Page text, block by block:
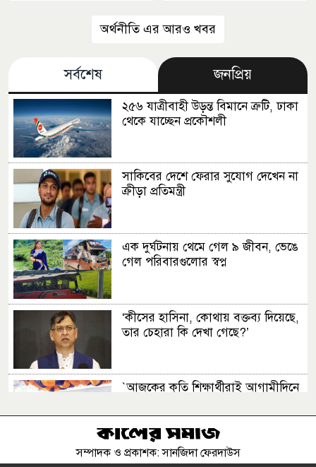
অর্থনীতি এর আরও খবর
সর্বশেষ জনপ্রিয়
২৫৬ যাত্রীবাহী উড়ন্ত বিমানে ত্রুটি, ঢাকা
থেকে যাচ্ছেন প্রকৌশলী
সাকিবের দেশে ফেরার সুযোগ দেখেন না
ক্রীড়া প্রতিমন্ত্রী
এক দুর্ঘটনায় থেমে গেল ৯ জীবন, ভেঙে
গেল পরিবারগুলোর স্বপ্ন
‘কীসের হাসিনা, কোথায় বক্তব্য দিয়েছে,
তার চেহারা কি দেখা গেছে?’
‍‍`আজকের কৃতি শিক্ষার্থীরাই আগামীদিনে
এমপি
ক্রিসেনট জুট মিলে ফিড কারখানা চালু
সম্পাদক ও প্রকাশক: সানজিদা ফেরদাউস